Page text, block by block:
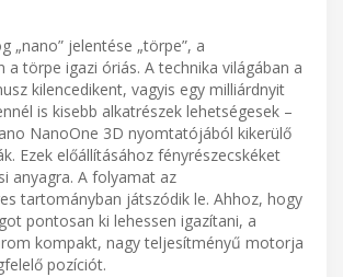
„nano” jelentése „törpe”, a
a törpe igazi óriás. A technika világában a
kilencedikent, vagyis egy milliárdnyit
is kisebb alkatrészek lehetségesek –
NanoOne 3D nyomtatójából kikerülő
Ezek előállításához fényrészecskéket
anyagra. A folyamat az
tartományban játszódik le. Ahhoz, hogy
pontosan ki lehessen igazítani, a
kompakt, nagy teljesítményű motorja
pozíciót.